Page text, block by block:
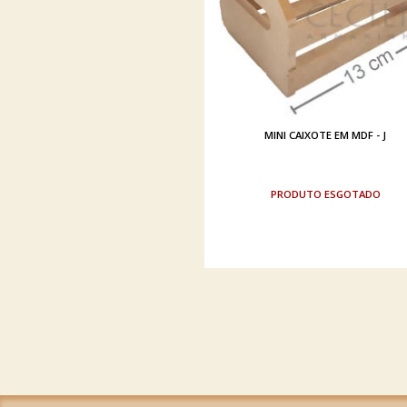
MINI CAIXOTE EM MDF - J
ESGOTADO